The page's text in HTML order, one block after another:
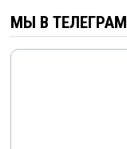
МЫ В ТЕЛЕГРАМ